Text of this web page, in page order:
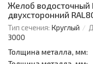
Желоб водосточный
двухсторонний
Тип сечения: Круглый
3000
Толщина металла, мм: